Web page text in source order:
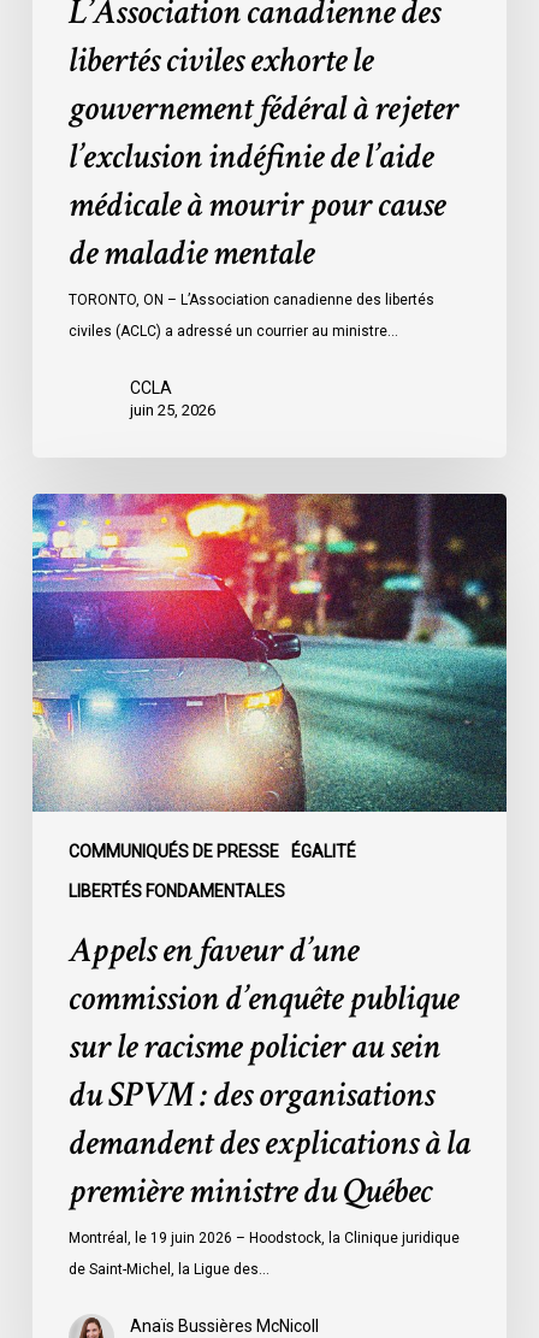
l’aide
médicale
mourir
cause
maladie
mentale
L’Association canadienne des
libertés civiles exhorte le
gouvernement fédéral à rejeter
l’exclusion indéfinie de l’aide
médicale à mourir pour cause
de maladie mentale
TORONTO, ON – L’Association canadienne des libertés
civiles (ACLC) a adressé un courrier au ministre…
CCLA
juin 25, 2026
COMMUNIQUÉS DE PRESSE ÉGALITÉ
LIBERTÉS FONDAMENTALES
Appels
en
faveur
d’une
commission
d’enquête
publique
sur
le
racisme
SPVM
organisations
explications
première
ministre
Québec
Appels en faveur d’une
commission d’enquête publique
sur le racisme policier au sein
du SPVM : des organisations
demandent des explications à la
première ministre du Québec
Montréal, le 19 juin 2026 – Hoodstock, la Clinique juridique
de Saint-Michel, la Ligue des…
Anaïs Bussières McNicoll